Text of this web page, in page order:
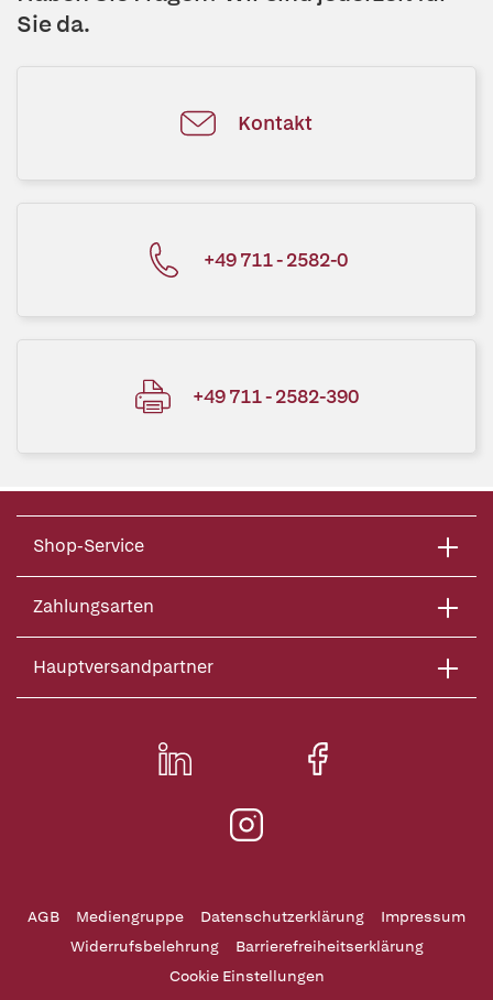
Sie da.
Kontakt
+49 711 - 2582-0
+49 711 - 2582-390
Shop-Service
Zahlungsarten
Hauptversandpartner
AGB Mediengruppe Datenschutzerklärung
Impressum
Widerrufsbelehrung
Barrierefreiheitserklärung
Cookie Einstellungen